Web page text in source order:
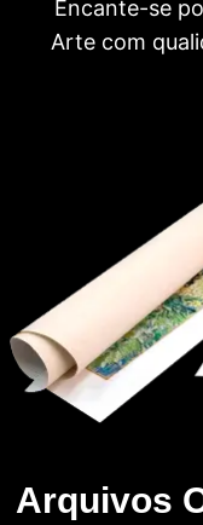
Encante-se
Arte com
Arquivos